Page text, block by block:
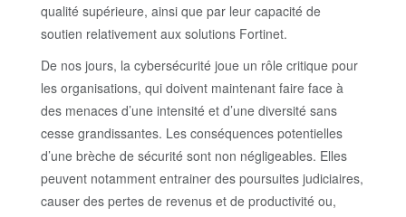
qualité supérieure, ainsi que par leur capacité de
soutien relativement aux solutions Fortinet.
De nos jours, la cybersécurité joue un rôle critique pour
les organisations, qui doivent maintenant faire face à
des menaces d’une intensité et d’une diversité sans
cesse grandissantes. Les conséquences potentielles
d’une brèche de sécurité sont non négligeables. Elles
peuvent notamment entrainer des poursuites judiciaires,
causer des pertes de revenus et de productivité ou,